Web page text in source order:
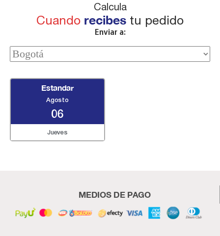
Calcula
Cuando recibes tu pedido
Enviar a:
Estandar
Agosto
06
Jueves
MEDIOS DE PAGO